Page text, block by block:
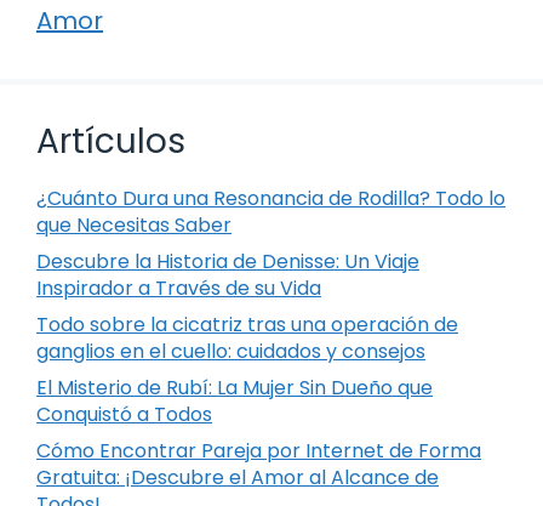
Amor
Artículos
¿Cuánto Dura una Resonancia de Rodilla? Todo lo
que Necesitas Saber
Descubre la Historia de Denisse: Un Viaje
Inspirador a Través de su Vida
Todo sobre la cicatriz tras una operación de
ganglios en el cuello: cuidados y consejos
El Misterio de Rubí: La Mujer Sin Dueño que
Conquistó a Todos
Cómo Encontrar Pareja por Internet de Forma
Gratuita: ¡Descubre el Amor al Alcance de